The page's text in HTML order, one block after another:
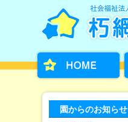
園からのお知らせ